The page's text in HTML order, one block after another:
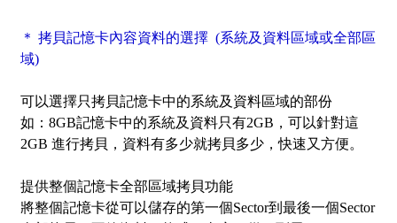
＊ 拷貝記憶卡內容資料的選擇 (系統及資料區域或全部區
域)
可以選擇只拷貝記憶卡中的系統及資料區域的部份
如：8GB記憶卡中的系統及資料只有2GB，可以針對這
2GB 進行拷貝，資料有多少就拷貝多少，快速又方便。
提供整個記憶卡全部區域拷貝功能
將整個記憶卡從可以儲存的第一個Sector到最後一個Sector